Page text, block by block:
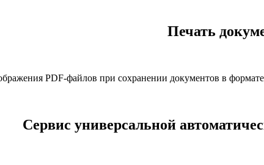
Печать
PDF-файлов при сохранении документов в формате
Сервис универсальной